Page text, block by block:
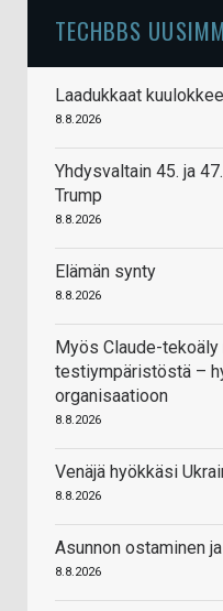
TECHBBS
Laadukkaat
8.8.2026
Yhdysvaltain 45. ja
Trump
8.8.2026
Elämän synty
8.8.2026
Myös Claude-
testiympäristöstä –
organisaatioon
8.8.2026
Venäjä hyökkäsi
8.8.2026
Asunnon ostaminen
8.8.2026